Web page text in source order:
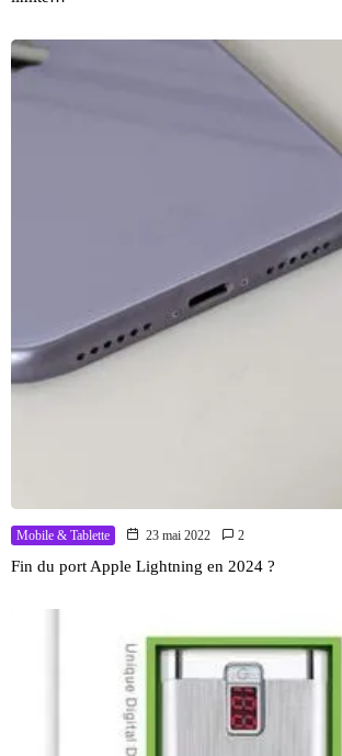
Mobile & Tablette 23 mai 2022 2
Fin du port Apple Lightning en 2024 ?